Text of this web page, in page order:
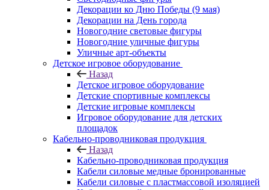
Декорации ко Дню Победы (9 мая)
Декорации на День города
Новогодние световые фигуры
Новогодние уличные фигуры
Уличные арт-объекты
Детское игровое оборудование
Назад
Детское игровое оборудование
Детские спортивные комплексы
Детские игровые комплексы
Игровое оборудование для детских
площадок
Кабельно-проводниковая продукция
Назад
Кабельно-проводниковая продукция
Кабели силовые медные бронированные
Кабели силовые с пластмассовой изоляцией